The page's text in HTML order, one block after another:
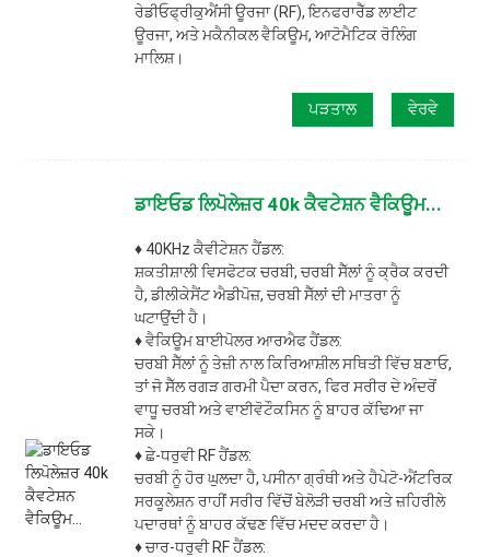
ਰੇਡੀਓਫ੍ਰੀਕੁਐਂਸੀ ਊਰਜਾ (RF), ਇਨਫਰਾਰੈੱਡ ਲਾਈਟ
ਊਰਜਾ, ਅਤੇ ਮਕੈਨੀਕਲ ਵੈਕਿਊਮ, ਆਟੋਮੈਟਿਕ ਰੋਲਿੰਗ
ਮਾਲਿਸ਼।
ਪੜਤਾਲ ਵੇਰਵੇ
ਡਾਇਓਡ ਲਿਪੋਲੇਜ਼ਰ 40k ਕੈਵਟੇਸ਼ਨ ਵੈਕਿਊਮ...
♦ 40KHz ਕੈਵੀਟੇਸ਼ਨ ਹੈਂਡਲ:
ਸ਼ਕਤੀਸ਼ਾਲੀ ਵਿਸਫੋਟਕ ਚਰਬੀ, ਚਰਬੀ ਸੈੱਲਾਂ ਨੂੰ ਕ੍ਰੈਕ ਕਰਦੀ
ਹੈ, ਡੀਲੀਕੇਸੈਂਟ ਐਡੀਪੋਜ਼, ਚਰਬੀ ਸੈੱਲਾਂ ਦੀ ਮਾਤਰਾ ਨੂੰ
ਘਟਾਉਂਦੀ ਹੈ।
♦ ਵੈਕਿਊਮ ਬਾਈਪੋਲਰ ਆਰਐਫ ਹੈਂਡਲ:
ਚਰਬੀ ਸੈੱਲਾਂ ਨੂੰ ਤੇਜ਼ੀ ਨਾਲ ਕਿਰਿਆਸ਼ੀਲ ਸਥਿਤੀ ਵਿੱਚ ਬਣਾਓ,
ਤਾਂ ਜੋ ਸੈੱਲ ਰਗੜ ਗਰਮੀ ਪੈਦਾ ਕਰਨ, ਫਿਰ ਸਰੀਰ ਦੇ ਅੰਦਰੋਂ
ਵਾਧੂ ਚਰਬੀ ਅਤੇ ਵਾਈਵੋਟੌਕਸਿਨ ਨੂੰ ਬਾਹਰ ਕੱਢਿਆ ਜਾ
ਸਕੇ।
♦ ਛੇ-ਧਰੁਵੀ RF ਹੈਂਡਲ:
ਚਰਬੀ ਨੂੰ ਹੋਰ ਘੁਲਦਾ ਹੈ, ਪਸੀਨਾ ਗ੍ਰੰਥੀ ਅਤੇ ਹੈਪੇਟੋ-ਐਂਟਰਿਕ
ਸਰਕੂਲੇਸ਼ਨ ਰਾਹੀਂ ਸਰੀਰ ਵਿੱਚੋਂ ਬੇਲੋੜੀ ਚਰਬੀ ਅਤੇ ਜ਼ਹਿਰੀਲੇ
ਪਦਾਰਥਾਂ ਨੂੰ ਬਾਹਰ ਕੱਢਣ ਵਿੱਚ ਮਦਦ ਕਰਦਾ ਹੈ।
♦ ਚਾਰ-ਧਰੁਵੀ RF ਹੈਂਡਲ: